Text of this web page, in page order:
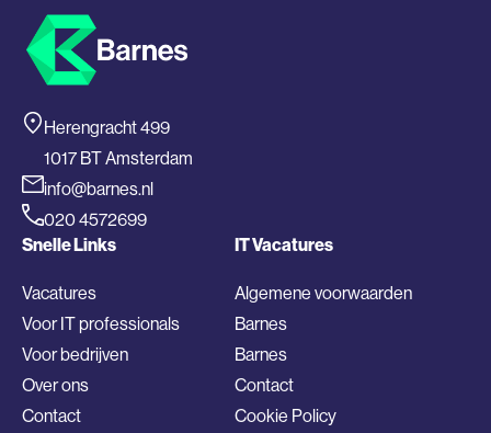
Herengracht 499
1017 BT Amsterdam
info@barnes.nl
020 4572699
Snelle Links
Vacatures
Voor IT professionals
Voor bedrijven
Over ons
Contact
IT Vacatures
Algemene voorwaarden
Barnes
Barnes
Contact
Cookie Policy